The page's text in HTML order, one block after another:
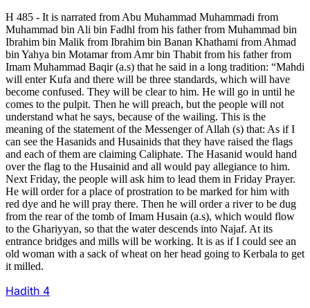
H 485 - It is narrated from Abu Muhammad Muhammadi from
Muhammad bin Ali bin Fadhl from his father from Muhammad bin
Ibrahim bin Malik from Ibrahim bin Banan Khathami from Ahmad
bin Yahya bin Motamar from Amr bin Thabit from his father from
Imam Muhammad Baqir (a.s) that he said in a long tradition: “Mahdi
will enter Kufa and there will be three standards, which will have
become confused. They will be clear to him. He will go in until he
comes to the pulpit. Then he will preach, but the people will not
understand what he says, because of the wailing. This is the
meaning of the statement of the Messenger of Allah (s) that: As if I
can see the Hasanids and Husainids that they have raised the flags
and each of them are claiming Caliphate. The Hasanid would hand
over the flag to the Husainid and all would pay allegiance to him.
Next Friday, the people will ask him to lead them in Friday Prayer.
He will order for a place of prostration to be marked for him with
red dye and he will pray there. Then he will order a river to be dug
from the rear of the tomb of Imam Husain (a.s), which would flow
to the Ghariyyan, so that the water descends into Najaf. At its
entrance bridges and mills will be working. It is as if I could see an
old woman with a sack of wheat on her head going to Kerbala to get
it milled.
Hadith 4